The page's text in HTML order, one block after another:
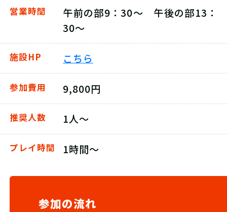
営業時間
午前の部9：30～ 午後の部13：
30～
施設HP こちら
参加費用 9,800円
推奨人数 1人～
プレイ時間 1時間～
参加の流れ